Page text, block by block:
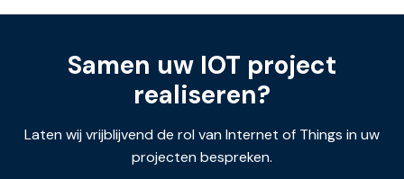
Samen uw IOT project
realiseren?
Laten wij vrijblijvend de rol van Internet of Things in uw
projecten bespreken.